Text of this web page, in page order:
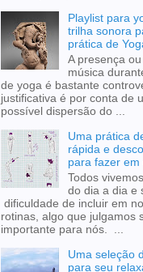
Playlist para
trilha sonora
prática de
A presença
música
de yoga é bastante
justificativa é por conta de
possível dispersão do ...
Uma prática
rápida e
para fazer em
Todos
do dia a dia e
dificuldade de incluir em
rotinas, algo que julgamos
importante para nós. ...
Uma seleção
para seu